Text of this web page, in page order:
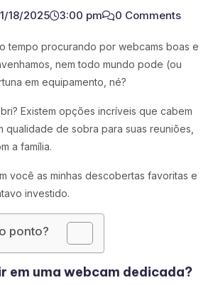
18/2025 3:00 pm 0 Comments
tempo procurando por webcams boas e
nem todo mundo pode (ou
em equipamento, né?
Existem opções incríveis que cabem
qualidade de sobra para suas reuniões,
a família.
você as minhas descobertas favoritas e
investido.
ponto?
em uma webcam dedicada?